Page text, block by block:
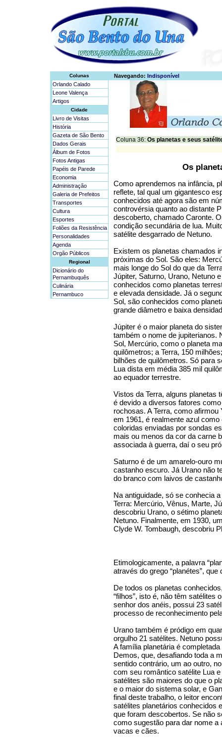
Colunas
Orlando Calado
Leone Valença
Artigos
Cidade
Livro de Visitas
História
Gazeta de São Bento
Dados Gerais
Álbum de Fotos
Fotos Antigas
Papéis de Parede
Economia
Administração
Galeria de Prefeitos
Transportes
Cultura
Esportes
Foliões da Resistência
Personalidades
Agenda
Orgão Públicos
Regional
Dicionário do
Pernambuquês
Culinária
Pernambuco
Navegando: Indisponível
Coluna 36: Os planetas e seus
Os
Como aprendemos na infância,
reflete, tal qual um gigantesco
conhecidos até agora são em
controvérsia quanto ao distante
descoberto, chamado Caronte.
condição secundária de lua.
satélite desgarrado de Netuno.
Existem os planetas chamados
próximas do Sol. São eles:
mais longe do Sol do que da
Júpiter, Saturno, Urano, Netuno
conhecidos como planetas
e elevada densidade. Já o
Sol, são conhecidos como
grande diâmetro e baixa
Júpiter é o maior planeta do
também o nome de jupiterianos.
Sol, Mercúrio, como o planeta
quilômetros; a Terra, 150
bilhões de quilômetros. Só para
Lua dista em média 385 mil
ao equador terrestre.
Vistos da Terra, alguns planetas
é devido a diversos fatores
rochosas. A Terra, como
em 1961, é realmente azul
coloridas enviadas por sondas
mais ou menos da cor da carne
associada à guerra, daí o seu
Saturno é de um amarelo-ouro
castanho escuro. Já Urano não
do branco com laivos de
Na antiguidade, só se conhecia
Terra: Mercúrio, Vênus, Marte,
descobriu Urano, o sétimo
Netuno. Finalmente, em 1930,
Clyde W. Tombaugh, descobriu
Etimologicamente, a palavra
através do grego “planétes”, que
De todos os planetas
“filhos”, isto é, não têm satélites
senhor dos anéis, possui 23
processo de reconhecimento
Urano também é pródigo em
orgulho 21 satélites. Netuno
A família planetária é
Demos, que, desafiando toda a
sentido contrário, um ao outro,
com seu romântico satélite Lua
satélites são maiores do que o
e o maior do sistema solar, e
final deste trabalho, o leitor
satélites planetários conhecidos
que foram descobertos. Se não
como sugestão para dar nome
vacas e cães.